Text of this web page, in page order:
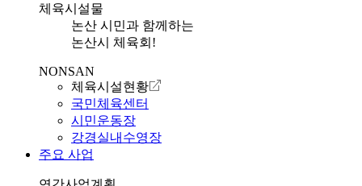
체육시설물
논산 시민과 함께하는
논산시 체육회!
NONSAN
체육시설현황
국민체육센터
시민운동장
강경실내수영장
주요 사업